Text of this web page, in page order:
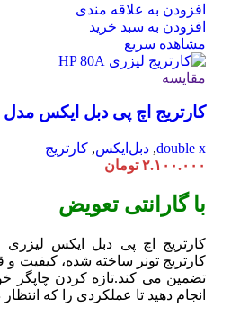
افزودن به علاقه مندی
افزودن به سبد خرید
مشاهده سریع
مقایسه
کارتریج اچ پی دبل ایکس مدل ۸۳A
double x
, دبل‌ایکس, کارتریج
۲.۱۰۰.۰۰۰ تومان
با گارانتی تعویض
کارتریج تونر ساخته شده، کیفیت
تضمین می کند.تازه کردن چاپگر
انجام دهید تا عملکردی را که انتظار